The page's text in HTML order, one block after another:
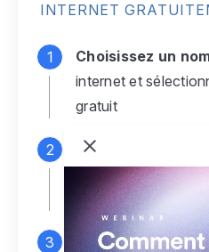
INTERNET
Choisissez un
internet et
gratuit
Connectez-vous
monsite gratuit
espace
Personnalisez